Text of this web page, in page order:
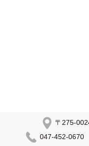
〒275-
047-452-0670